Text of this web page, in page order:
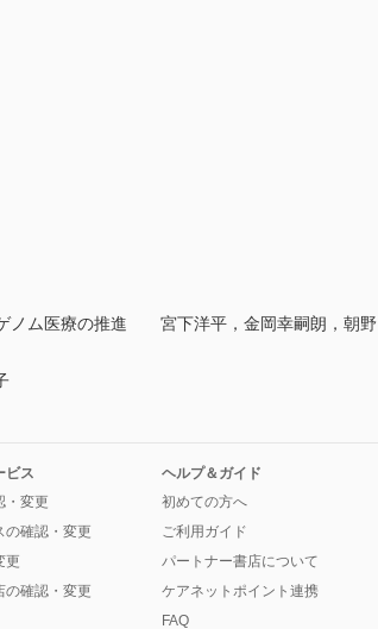
ゲノム医療の推進 宮下洋平，金岡幸嗣朗，朝野
ビス
・変更
の確認・変更
更
の確認・変更
ヘルプ＆ガイド
初めての方へ
ご利用ガイド
パートナー書店について
ケアネットポイント連携
FAQ